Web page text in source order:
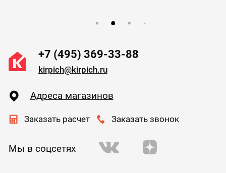
+7 (495) 369-33-88
kirpich@kirpich.ru
Адреса магазинов
Заказать расчет Заказать звонок
Мы в соцсетях